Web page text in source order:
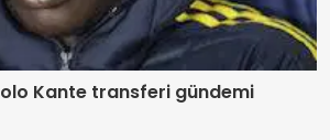
Kante transferi gündemi